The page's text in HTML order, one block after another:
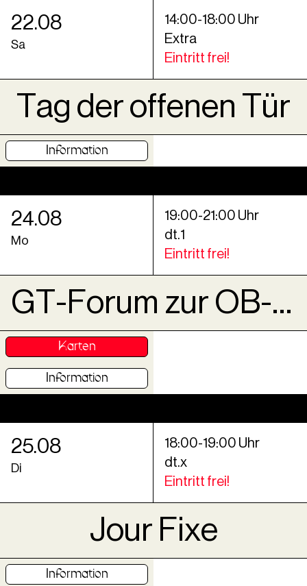
22.08
Sa
14:00-18:00 Uhr
Extra
Eintritt frei!
Tag der offenen Tür
Information
24.08
Mo
19:00-21 :00 Uhr
dt.1
Eintritt frei!
GT-Forum zur OB-Wahl
Karten
Information
25.08
Di
18:00-19:00 Uhr
dt.x
Eintritt frei!
Jour Fixe
Information